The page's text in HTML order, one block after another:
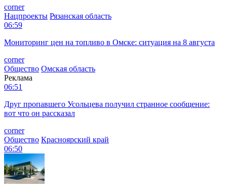
corner
Нацпроекты Рязанская область
06:59
Мониторинг цен на топливо в Омске: ситуация на 8 августа
corner
Общество Омская область
Реклама
06:51
Друг пропавшего Усольцева получил странное сообщение:
вот что он рассказал
corner
Общество Красноярский край
06:50